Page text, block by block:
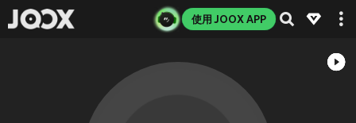
使用 JOOX APP